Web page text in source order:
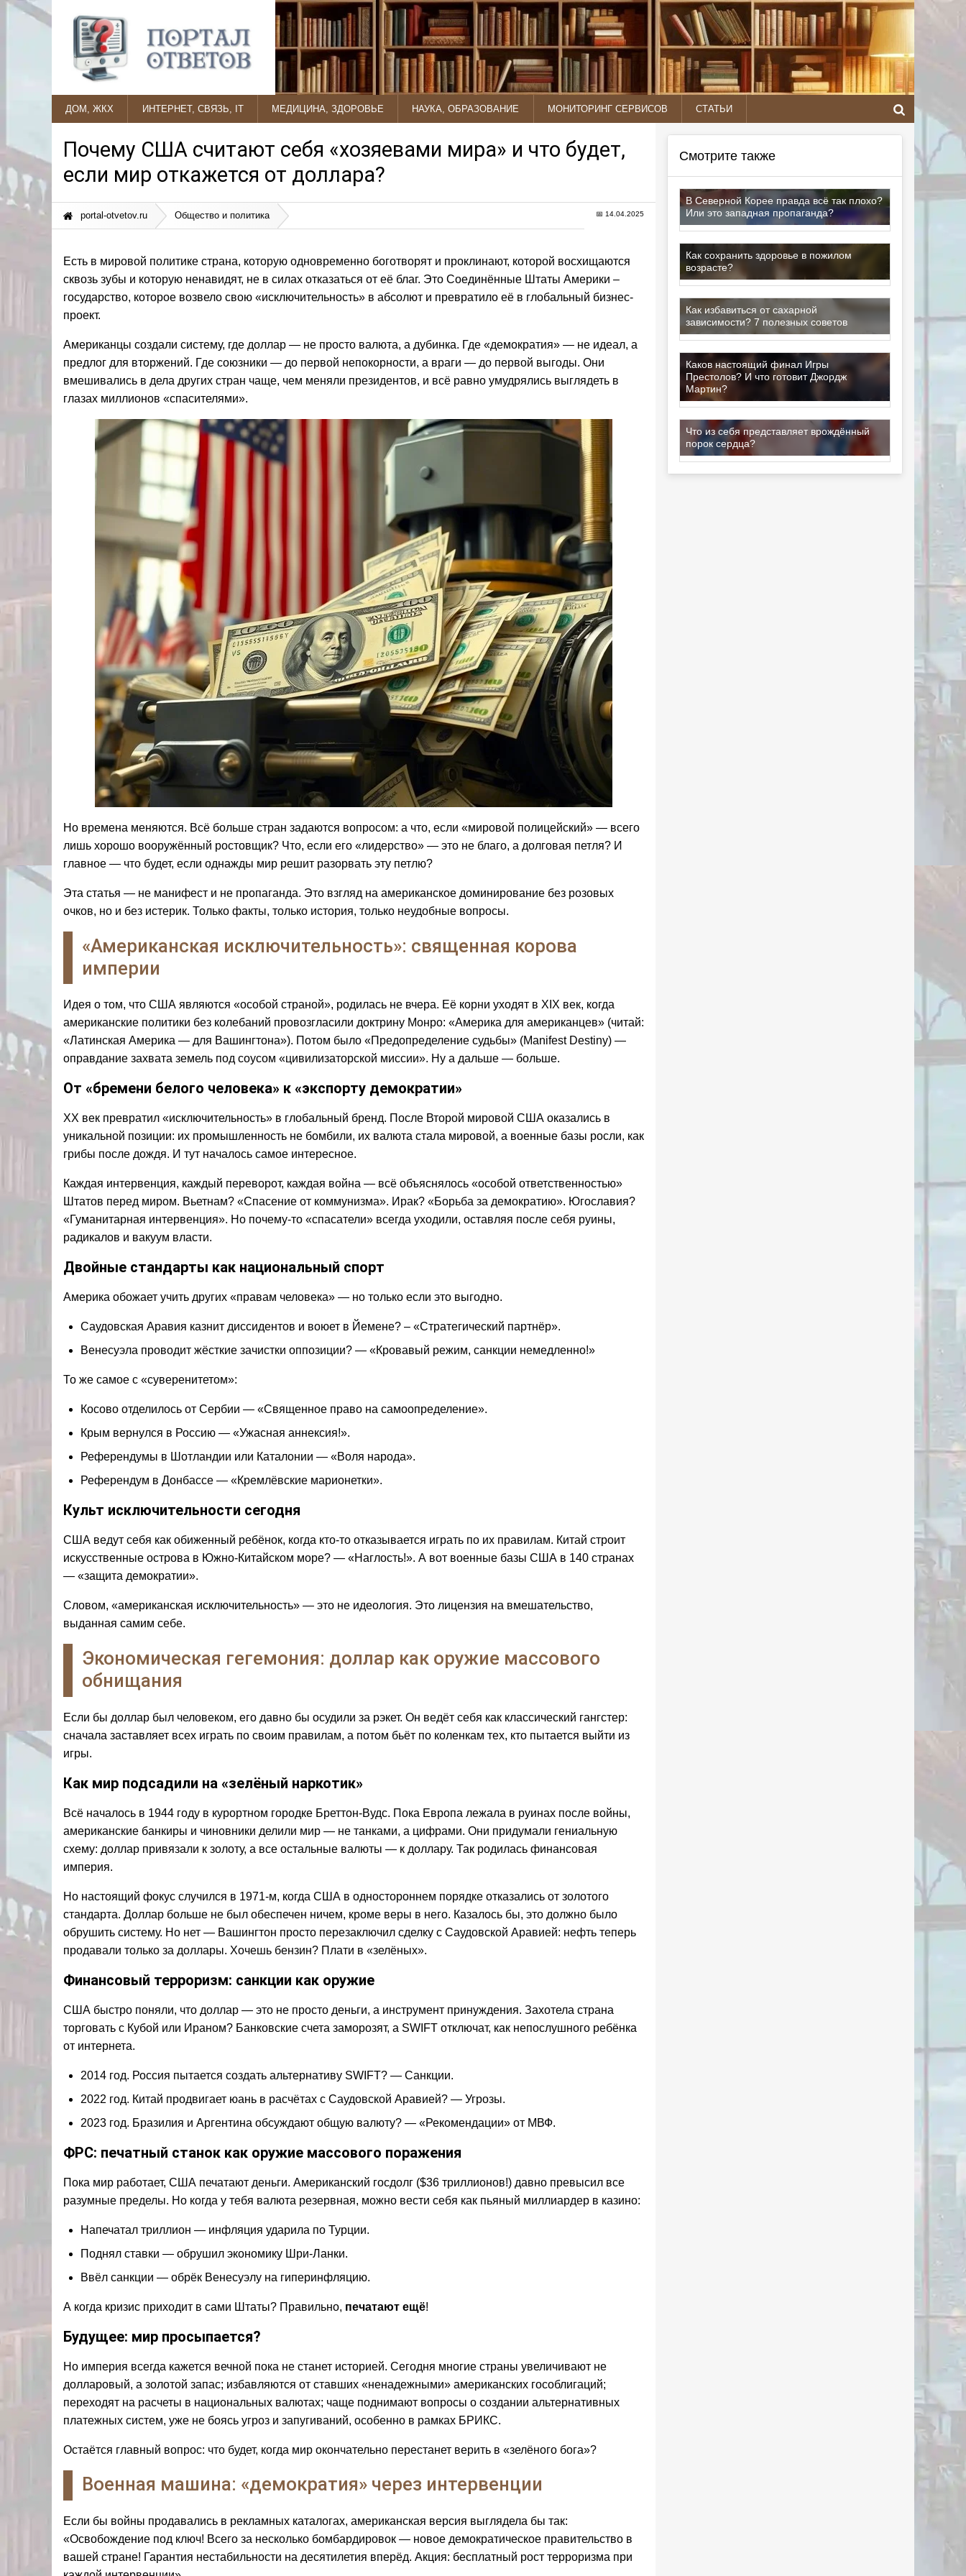
ДОМ, ЖКХ ИНТЕРНЕТ, СВЯЗЬ, IT МЕДИЦИНА, ЗДОРОВЬЕ НАУКА, ОБРАЗОВАНИЕ МОНИТОРИНГ СЕРВИСОВ СТАТЬИ
Почему США считают себя «хозяевами мира» и что будет,
если мир откажется от доллара?
📅 14.04.2025
portal-otvetov.ru Общество и политика
Есть в мировой политике страна, которую одновременно боготворят и проклинают, которой восхищаются
сквозь зубы и которую ненавидят, не в силах отказаться от её благ. Это Соединённые Штаты Америки –
государство, которое возвело свою «исключительность» в абсолют и превратило её в глобальный бизнес-
проект.
Американцы создали систему, где доллар — не просто валюта, а дубинка. Где «демократия» — не идеал, а
предлог для вторжений. Где союзники — до первой непокорности, а враги — до первой выгоды. Они
вмешивались в дела других стран чаще, чем меняли президентов, и всё равно умудрялись выглядеть в
глазах миллионов «спасителями».
Но времена меняются. Всё больше стран задаются вопросом: а что, если «мировой полицейский» — всего
лишь хорошо вооружённый ростовщик? Что, если его «лидерство» — это не благо, а долговая петля? И
главное — что будет, если однажды мир решит разорвать эту петлю?
Эта статья — не манифест и не пропаганда. Это взгляд на американское доминирование без розовых
очков, но и без истерик. Только факты, только история, только неудобные вопросы.
«Американская исключительность»: священная корова
империи
Идея о том, что США являются «особой страной», родилась не вчера. Её корни уходят в XIX век, когда
американские политики без колебаний провозгласили доктрину Монро: «Америка для американцев» (читай:
«Латинская Америка — для Вашингтона»). Потом было «Предопределение судьбы» (Manifest Destiny) —
оправдание захвата земель под соусом «цивилизаторской миссии». Ну а дальше — больше.
От «бремени белого человека» к «экспорту демократии»
XX век превратил «исключительность» в глобальный бренд. После Второй мировой США оказались в
уникальной позиции: их промышленность не бомбили, их валюта стала мировой, а военные базы росли, как
грибы после дождя. И тут началось самое интересное.
Каждая интервенция, каждый переворот, каждая война — всё объяснялось «особой ответственностью»
Штатов перед миром. Вьетнам? «Спасение от коммунизма». Ирак? «Борьба за демократию». Югославия?
«Гуманитарная интервенция». Но почему-то «спасатели» всегда уходили, оставляя после себя руины,
радикалов и вакуум власти.
Двойные стандарты как национальный спорт
Америка обожает учить других «правам человека» — но только если это выгодно.
Саудовская Аравия казнит диссидентов и воюет в Йемене? – «Стратегический партнёр».
Венесуэла проводит жёсткие зачистки оппозиции? — «Кровавый режим, санкции немедленно!»
То же самое с «суверенитетом»:
Косово отделилось от Сербии — «Священное право на самоопределение».
Крым вернулся в Россию — «Ужасная аннексия!».
Референдумы в Шотландии или Каталонии — «Воля народа».
Референдум в Донбассе — «Кремлёвские марионетки».
Культ исключительности сегодня
США ведут себя как обиженный ребёнок, когда кто-то отказывается играть по их правилам. Китай строит
искусственные острова в Южно-Китайском море? — «Наглость!». А вот военные базы США в 140 странах
— «защита демократии».
Словом, «американская исключительность» — это не идеология. Это лицензия на вмешательство,
выданная самим себе.
Экономическая гегемония: доллар как оружие массового
обнищания
Если бы доллар был человеком, его давно бы осудили за рэкет. Он ведёт себя как классический гангстер:
сначала заставляет всех играть по своим правилам, а потом бьёт по коленкам тех, кто пытается выйти из
игры.
Как мир подсадили на «зелёный наркотик»
Всё началось в 1944 году в курортном городке Бреттон-Вудс. Пока Европа лежала в руинах после войны,
американские банкиры и чиновники делили мир — не танками, а цифрами. Они придумали гениальную
схему: доллар привязали к золоту, а все остальные валюты — к доллару. Так родилась финансовая
империя.
Но настоящий фокус случился в 1971-м, когда США в одностороннем порядке отказались от золотого
стандарта. Доллар больше не был обеспечен ничем, кроме веры в него. Казалось бы, это должно было
обрушить систему. Но нет — Вашингтон просто перезаключил сделку с Саудовской Аравией: нефть теперь
продавали только за доллары. Хочешь бензин? Плати в «зелёных».
Финансовый терроризм: санкции как оружие
США быстро поняли, что доллар — это не просто деньги, а инструмент принуждения. Захотела страна
торговать с Кубой или Ираном? Банковские счета заморозят, а SWIFT отключат, как непослушного ребёнка
от интернета.
2014 год. Россия пытается создать альтернативу SWIFT? — Санкции.
2022 год. Китай продвигает юань в расчётах с Саудовской Аравией? — Угрозы.
2023 год. Бразилия и Аргентина обсуждают общую валюту? — «Рекомендации» от МВФ.
ФРС: печатный станок как оружие массового поражения
Пока мир работает, США печатают деньги. Американский госдолг ($36 триллионов!) давно превысил все
разумные пределы. Но когда у тебя валюта резервная, можно вести себя как пьяный миллиардер в казино:
Напечатал триллион — инфляция ударила по Турции.
Поднял ставки — обрушил экономику Шри-Ланки.
Ввёл санкции — обрёк Венесуэлу на гиперинфляцию.
А когда кризис приходит в сами Штаты? Правильно, печатают ещё!
Будущее: мир просыпается?
Но империя всегда кажется вечной пока не станет историей. Сегодня многие страны увеличивают не
долларовый, а золотой запас; избавляются от ставших «ненадежными» американских гособлигаций;
переходят на расчеты в национальных валютах; чаще поднимают вопросы о создании альтернативных
платежных систем, уже не боясь угроз и запугиваний, особенно в рамках БРИКС.
Остаётся главный вопрос: что будет, когда мир окончательно перестанет верить в «зелёного бога»?
Военная машина: «демократия» через интервенции
Если бы войны продавались в рекламных каталогах, американская версия выглядела бы так:
«Освобождение под ключ! Всего за несколько бомбардировок — новое демократическое правительство в
вашей стране! Гарантия нестабильности на десятилетия вперёд. Акция: бесплатный рост терроризма при
Смотрите также
В Северной Корее правда всё так плохо?
Или это западная пропаганда?
Как сохранить здоровье в пожилом
возрасте?
Как избавиться от сахарной
зависимости? 7 полезных советов
Каков настоящий финал Игры
Престолов? И что готовит Джордж
Мартин?
Что из себя представляет врождённый
порок сердца?